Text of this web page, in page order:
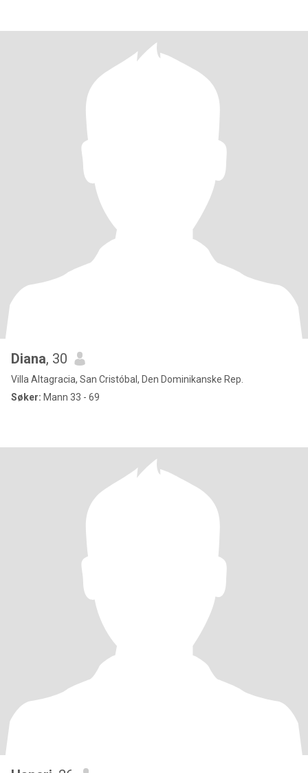
Diana, 30
Villa Altagracia, San Cristóbal, Den Dominikanske Rep.
Søker: Mann 33 - 69